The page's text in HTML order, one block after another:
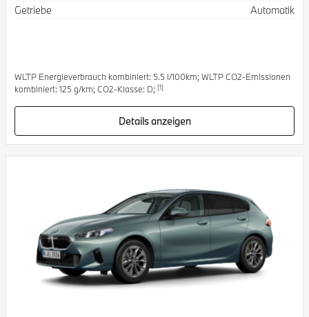
Getriebe
Automatik
WLTP Energieverbrauch kombiniert: 5.5 l/100km; WLTP CO2-Emissionen
kombiniert: 125 g/km; CO2-Klasse: D; [1]
Details anzeigen